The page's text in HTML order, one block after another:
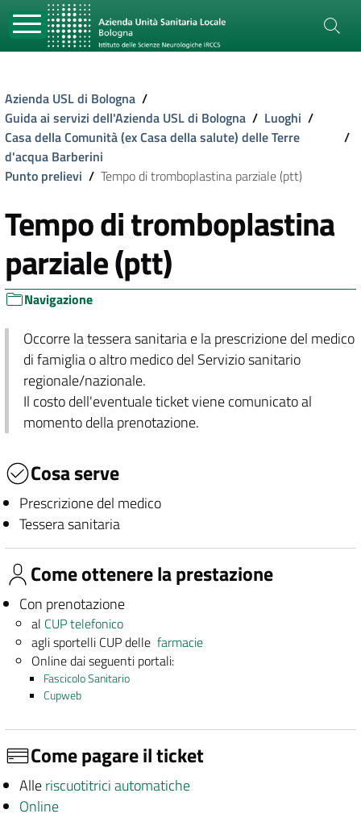
Azienda USL di Bologna /
Guida ai servizi dell'Azienda USL di Bologna / Luoghi /
Casa della Comunità (ex Casa della salute) delle Terre
d'acqua Barberini
/
Punto prelievi / Tempo di tromboplastina parziale (ptt)
Tempo di tromboplastina
parziale (ptt)
Navigazione
Occorre la tessera sanitaria e la prescrizione del medico
di famiglia o altro medico del Servizio sanitario
regionale/nazionale.
Il costo dell'eventuale ticket viene comunicato al
momento della prenotazione.
Cosa serve
Prescrizione del medico
Tessera sanitaria
Come ottenere la prestazione
Con prenotazione
al CUP telefonico
agli sportelli CUP dellefarmacie
Online dai seguenti portali:
Fascicolo Sanitario
Cupweb
Come pagare il ticket
Alleriscuotitrici automatiche
Online